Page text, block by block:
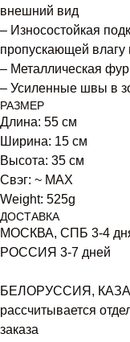
внешний вид
– Износостойкая
пропускающей влагу
– Металлическая
– Усиленные швы в
РАЗМЕР
Длина: 55 см
Ширина: 15 см
Высота: 35 см
Свэг: ~ MAX
Weight: 525g
ДОСТАВКА
МОСКВА, СПБ 3-4
РОССИЯ 3-7 дней
БЕЛОРУССИЯ,
рассчитывается
заказа